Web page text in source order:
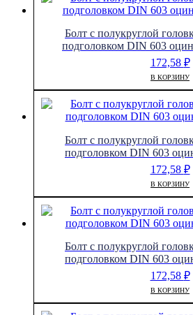
Болт с полукруглой
подголовком DIN 603
172,58 ₽
В КОРЗИНУ
Болт с полукруглой
подголовком DIN 603
172,58 ₽
В КОРЗИНУ
Болт с полукруглой
подголовком DIN 603
172,58 ₽
В КОРЗИНУ